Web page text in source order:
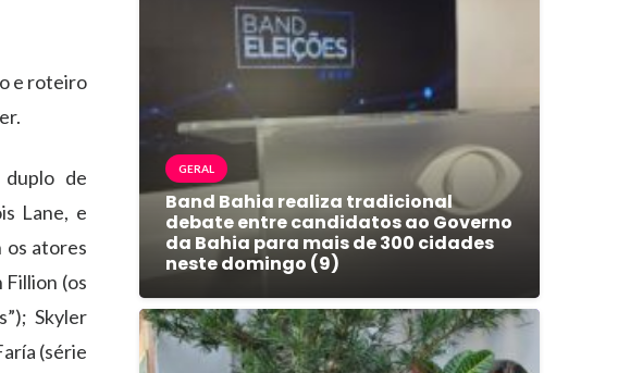
e roteiro
duplo de
Lane, e
os atores
Fillion (os
Skyler
(série
GERAL
Band Bahia realiza tradicional
debate entre candidatos ao Governo
da Bahia para mais de 300 cidades
neste domingo (9)